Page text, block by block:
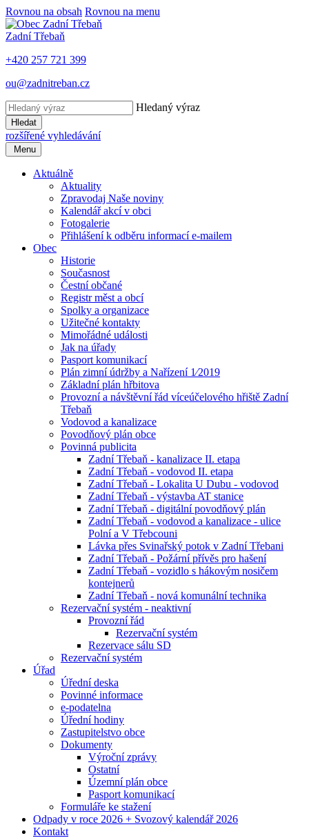
Rovnou na obsah Rovnou na menu
Zadní Třebaň
+420 257 721 399
ou@zadnitreban.cz
Hledaný výraz
Hledat
rozšířené vyhledávání
Menu
Aktuálně
Aktuality
Zpravodaj Naše noviny
Kalendář akcí v obci
Fotogalerie
Přihlášení k odběru informací e-mailem
Obec
Historie
Současnost
Čestní občané
Registr měst a obcí
Spolky a organizace
Užitečné kontakty
Mimořádné události
Jak na úřady
Pasport komunikací
Plán zimní údržby a Nařízení 1⁄2019
Základní plán hřbitova
Provozní a návštěvní řád víceúčelového hřiště Zadní
Třebaň
Vodovod a kanalizace
Povodňový plán obce
Povinná publicita
Zadní Třebaň - kanalizace II. etapa
Zadní Třebaň - vodovod II. etapa
Zadní Třebaň - Lokalita U Dubu - vodovod
Zadní Třebaň - výstavba AT stanice
Zadní Třebaň - digitální povodňový plán
Zadní Třebaň - vodovod a kanalizace - ulice
Polní a V Třebcouni
Lávka přes Svinařský potok v Zadní Třebani
Zadní Třebaň - Požární přívěs pro hašení
Zadní Třebaň - vozidlo s hákovým nosičem
kontejnerů
Zadní Třebaň - nová komunální technika
Rezervační systém - neaktivní
Provozní řád
Rezervační systém
Rezervace sálu SD
Rezervační systém
Úřad
Úřední deska
Povinné informace
e-podatelna
Úřední hodiny
Zastupitelstvo obce
Dokumenty
Výroční zprávy
Ostatní
Územní plán obce
Pasport komunikací
Formuláře ke stažení
Odpady v roce 2026 + Svozový kalendář 2026
Kontakt